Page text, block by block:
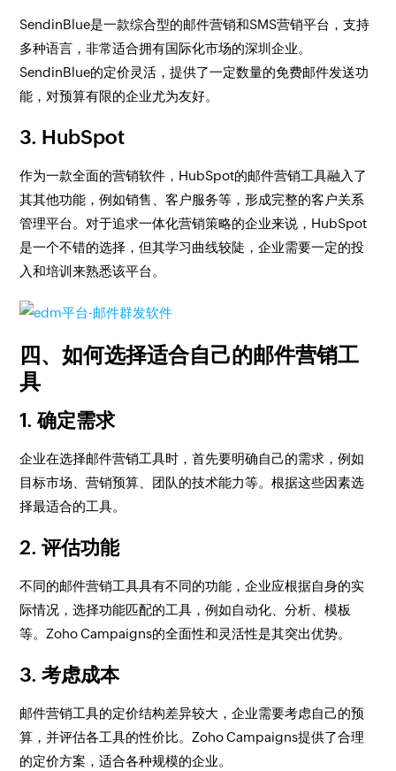
SendinBlue是一款综合型的邮件营销和SMS营销平台，支持
多种语言，非常适合拥有国际化市场的深圳企业。
SendinBlue的定价灵活，提供了一定数量的免费邮件发送功
能，对预算有限的企业尤为友好。
3. HubSpot
作为一款全面的营销软件，HubSpot的邮件营销工具融入了
其其他功能，例如销售、客户服务等，形成完整的客户关系
管理平台。对于追求一体化营销策略的企业来说，HubSpot
是一个不错的选择，但其学习曲线较陡，企业需要一定的投
入和培训来熟悉该平台。
四、如何选择适合自己的邮件营销工
具
1. 确定需求
企业在选择邮件营销工具时，首先要明确自己的需求，例如
目标市场、营销预算、团队的技术能力等。根据这些因素选
择最适合的工具。
2. 评估功能
不同的邮件营销工具具有不同的功能，企业应根据自身的实
际情况，选择功能匹配的工具，例如自动化、分析、模板
等。Zoho Campaigns的全面性和灵活性是其突出优势。
3. 考虑成本
邮件营销工具的定价结构差异较大，企业需要考虑自己的预
算，并评估各工具的性价比。Zoho Campaigns提供了合理
的定价方案，适合各种规模的企业。